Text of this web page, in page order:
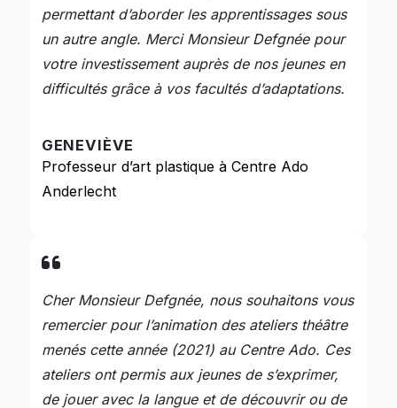
permettant d’aborder les apprentissages sous
un autre angle. Merci Monsieur Defgnée pour
votre investissement auprès de nos jeunes en
difficultés grâce à vos facultés d’adaptations.
GENEVIÈVE
Professeur d’art plastique à Centre Ado
Anderlecht
Cher Monsieur Defgnée, nous souhaitons vous
remercier pour l’animation des ateliers théâtre
menés cette année (2021) au Centre Ado. Ces
ateliers ont permis aux jeunes de s’exprimer,
de jouer avec la langue et de découvrir ou de